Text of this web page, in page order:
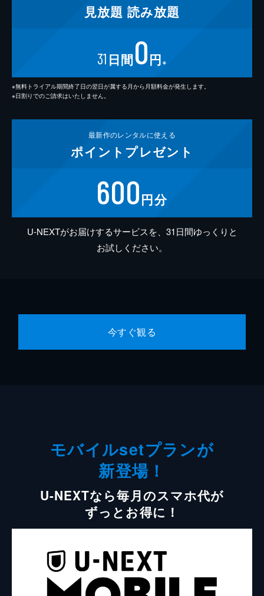
見放題 読み放題
31 日間0円 ※
※無料トライアル期間終了日の翌日が属する月から月額料金が発生します。
※日割りでのご請求はいたしません。
最新作のレンタルに使える
ポイント プレゼント
600円分
U-NEXTがお届けするサービスを、31日間ゆっくりと
お試しください。
今すぐ観る
モバイルsetプランが
新登場！
U-NEXTなら毎月のスマホ代が
ずっとお得に！